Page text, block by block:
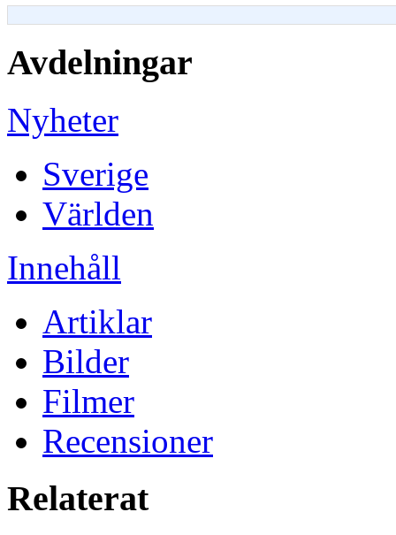
Avdelningar
Nyheter
Sverige
Världen
Innehåll
Artiklar
Bilder
Filmer
Recensioner
Relaterat